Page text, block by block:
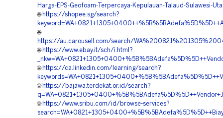
Harga-EPS-Geofoam-Terpercaya-Kepulauan-Talaud-Sulawesi-
🌐 https://shopee.sg/search?
🌐
https://au.carousell.com/search/
🌐 https://www.ebay.it/sch/i.html?
🌐 https://ca.linkedin.com/learning/search?
🌐 https://bajawa.terdekat.or.id/search?
🌐 https://www.sribu.com/id/browse-services?